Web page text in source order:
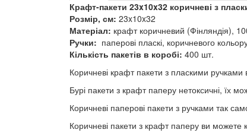
Крафт-пакети 23x10x32 коричневі з
Розмір, см: 23x10x32
Матеріал: крафт коричневий (Фінляндія),
Ручки: паперові пласкі, коричневого
Кількість пакетів в коробі: 400 шт.
Коричневі крафт пакети з пласкими
Бурі пакети з крафт паперу нетоксичні, їх
Коричневі паперові пакети з ручками так
Коричневі пакети з крафт паперу ви можете